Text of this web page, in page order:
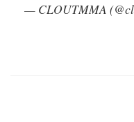
— CLOUTMMA